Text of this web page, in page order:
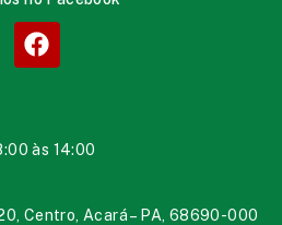
às 14:00
Centro, Acará – PA, 68690-000